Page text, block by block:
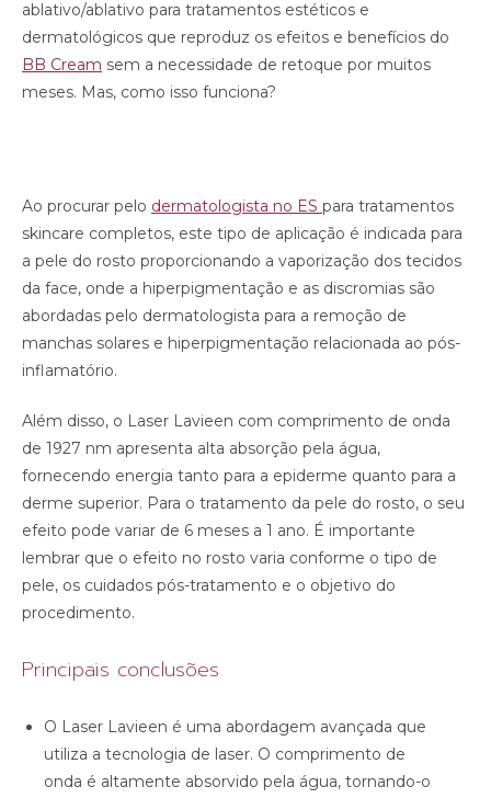
ablativo/ablativo para tratamentos estéticos e
dermatológicos que reproduz os efeitos e benefícios do
BB Cream sem a necessidade de retoque por muitos
meses. Mas, como isso funciona?
Ao procurar pelo dermatologista no ES para tratamentos
skincare completos, este tipo de aplicação é indicada para
a pele do rosto proporcionando a vaporização dos tecidos
da face, onde a hiperpigmentação e as discromias são
abordadas pelo dermatologista para a remoção de
manchas solares e hiperpigmentação relacionada ao pós-
inflamatório.
Além disso, o Laser Lavieen com comprimento de onda
de 1927 nm apresenta alta absorção pela água,
fornecendo energia tanto para a epiderme quanto para a
derme superior. Para o tratamento da pele do rosto, o seu
efeito pode variar de 6 meses a 1 ano. É importante
lembrar que o efeito no rosto varia conforme o tipo de
pele, os cuidados pós-tratamento e o objetivo do
procedimento.
Principais conclusões
O Laser Lavieen é uma abordagem avançada que
utiliza a tecnologia de laser. O comprimento de
onda é altamente absorvido pela água, tornando-o